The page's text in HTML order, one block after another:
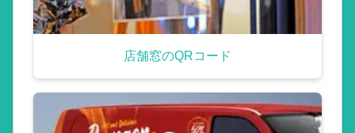
店舗窓のQRコード